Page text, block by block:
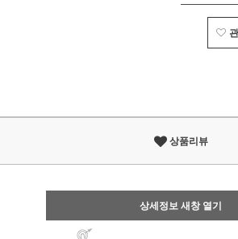
상품리뷰
상세정보 새창 열기